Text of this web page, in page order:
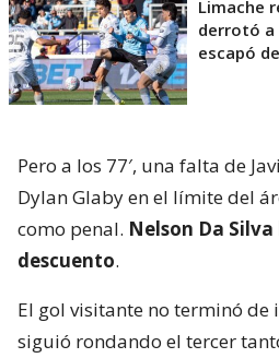
Limache
derrotó a
escapó
Pero a los 77′, una falta de
Dylan Glaby en el límite del
como penal. Nelson Da
descuento.
El gol visitante no terminó de
siguió rondando el tercer